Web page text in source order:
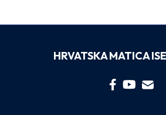
HRVATSKA MATICA